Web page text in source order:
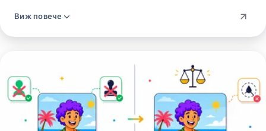
вече изстискан веднъж, има по-малко запас и спестява
или иначе, виждате резултата преди да запазите.
Виж повече
компресиране